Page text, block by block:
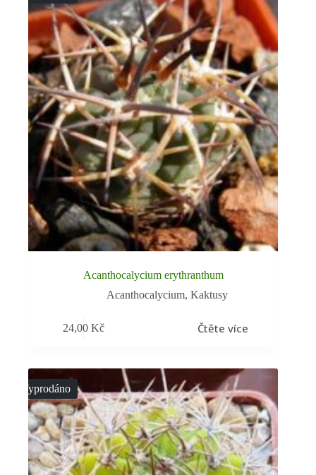
Acanthocalycium erythranthum
Acanthocalycium,Kaktusy
24,00Kč Čtěte více
Vyprodáno